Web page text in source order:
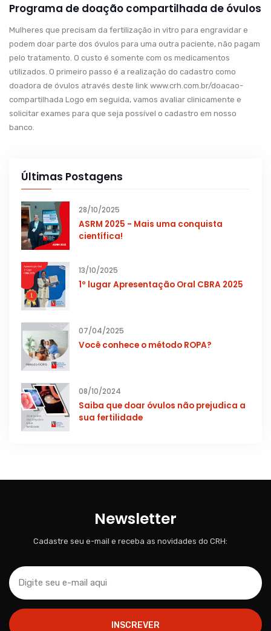
Programa de doação compartilhada de óvulos
Mulheres que precisam da fertilização in vitro para engravidar e
podem doar parte dos óvulos para uma outra paciente, não pagam
pelo tratamento. O custo é somente com os medicamentos
utilizados. O primeiro passo é a realização do cadastro como
doadora de óvulos através deste link www.crh.com.br/doacao-
compartilhada Logo em seguida, vamos avaliar clinicamente e
solicitar exames para que seja possível o cadastro em nosso
banco.
Últimas Postagens
28/10/2025
ASRM 2025 - Mais uma conquista
científica!
13/10/2025
1º lugar Apresentação Oral CBRA 2025
07/04/2025
Você conhece o método ROPA?
08/10/2024
Saiba que doar óvulos não prejudica a
sua fertilidade
Newsletter
Cadastre seu e-mail e receba as novidades do CRH:
INSCREVER